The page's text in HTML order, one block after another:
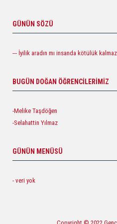
GÜNÜN SÖZÜ
--- İyilik aradın mı insanda kötülük
BUGÜN DOĞAN ÖĞRENCILERIMIZ
-Melike Taşdöğen
-Selahattin Yılmaz
GÜNÜN MENÜSÜ
- veri yok